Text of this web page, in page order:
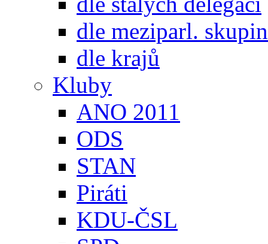
dle meziparl. skupin
dle krajů
Kluby
ANO 2011
ODS
STAN
Piráti
KDU-ČSL